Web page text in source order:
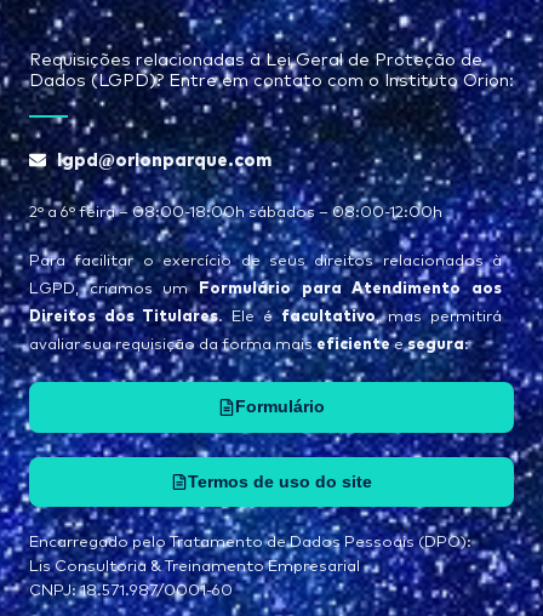
Requisições relacionadas à Lei Geral de Proteção de
Dados (LGPD)? Entre em contato com o Instituto Orion:
lgpd@orionparque.com
2° a 6° feira – 08:00-18:00h sábados – 08:00-12:00h
Para facilitar o exercício de seus direitos relacionados à
LGPD, criamos um Formulário para Atendimento aos
Direitos dos Titulares. Ele éfacultativo, mas permitirá
avaliar sua requisição da forma maiseficienteesegura:
Formulário
Termos de uso do site
Encarregado pelo Tratamento de Dados Pessoais (DPO):
Lis Consultoria & Treinamento Empresarial
CNPJ: 18.571.987/0001-60